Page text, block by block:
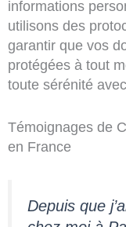
informations
utilisons des
garantir que vos
protégées à tout
toute sérénité
Témoignages de
en France
Depuis que